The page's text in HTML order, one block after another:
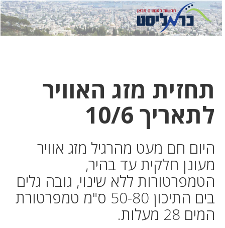
לחץ
כאן
לחץ
כדי
תחזית מזג האוויר
לתאריך 10/6
היום חם מעט מהרגיל מזג אוויר
מעונן חלקית עד בהיר,
הטמפרטורות ללא שינוי, גובה גלים
בים התיכון 50-80 ס"מ טמפרטורת
המים 28 מעלות.